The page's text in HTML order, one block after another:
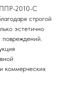
2010-С
строгой
эстетично
коммерческих